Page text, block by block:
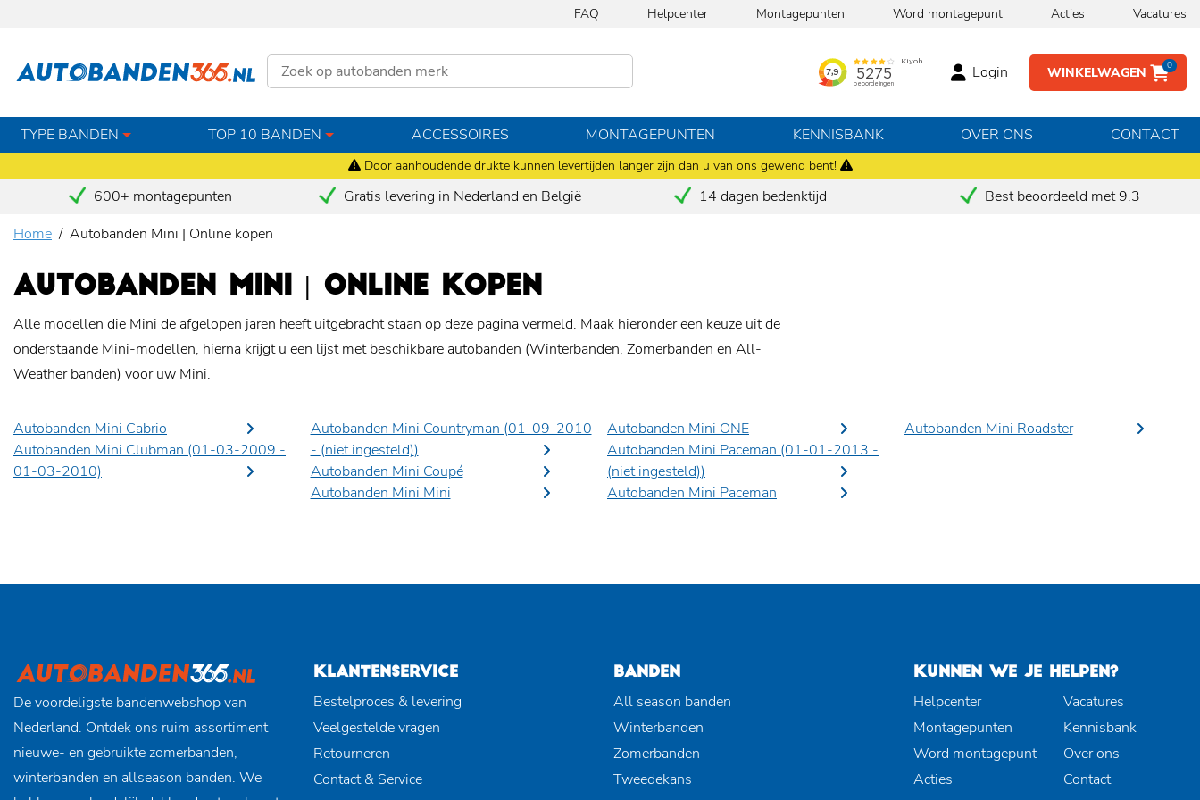
Door aanhoudende drukte kunnen levertijden langer zijn dan u van ons gewend bent!
FAQ Helpcenter Montagepunten Word montagepunt Acties Vacatures
WINKELWAGEN 0
Login
TYPE BANDEN TOP 10 BANDEN ACCESSOIRES MONTAGEPUNTEN KENNISBANK OVER ONS CONTACT
600+ montagepunten Gratis levering in Nederland en België 14 dagen bedenktijd
Best beoordeeld met 9.3
Home
Autobanden Mini | Online kopen
AUTOBANDEN MINI | ONLINE KOPEN
Alle modellen die Mini de afgelopen jaren heeft uitgebracht staan op deze pagina vermeld. Maak hieronder een keuze uit de
onderstaande Mini-modellen, hierna krijgt u een lijst met beschikbare autobanden (Winterbanden, Zomerbanden en All-
Weather banden) voor uw Mini.
Autobanden Mini Cabrio
Autobanden Mini Clubman (01-03-2009 -
01-03-2010)
Autobanden Mini Countryman (01-09-2010
- (niet ingesteld))
Autobanden Mini Coupé
Autobanden Mini Mini
Autobanden Mini ONE
Autobanden Mini Paceman (01-01-2013 -
(niet ingesteld))
Autobanden Mini Paceman
Autobanden Mini Roadster
De voordeligste bandenwebshop van
Nederland. Ontdek ons ruim assortiment
nieuwe- en gebruikte zomerbanden,
winterbanden en allseason banden. We
KLANTENSERVICE
Bestelproces & levering
Veelgestelde vragen
Retourneren
Contact & Service
BANDEN
All season banden
Winterbanden
Zomerbanden
Tweedekans
KUNNEN WE JE HELPEN?
Helpcenter
Montagepunten
Word montagepunt
Acties
Vacatures
Kennisbank
Over ons
Contact